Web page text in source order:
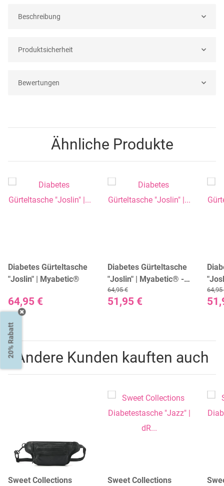
Beschreibung
Produktsicherheit
Bewertungen
Ähnliche Produkte
Diabetes Gürteltasche
"Joslin" | Myabetic®
64,95 €
Diabetes Gürteltasche
"Joslin" | Myabetic® - L
(95 - 110 cm)
51,95 €
64,95 €
M
64,95
Andere Kunden kauften auch
Sweet Collections Sweet Collections
20% Rabatt